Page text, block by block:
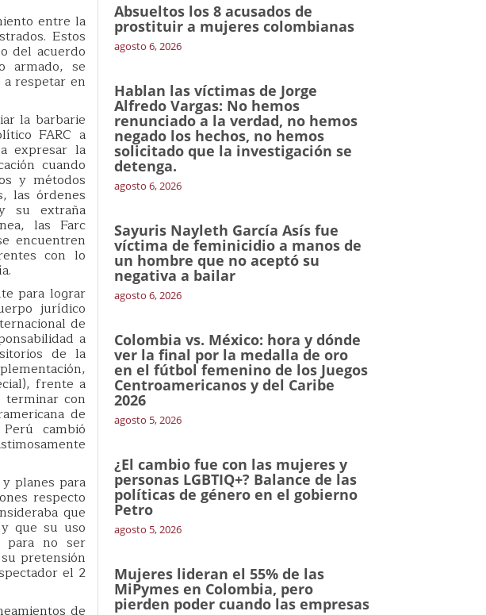
entre la
Estos
del acuerdo
armado, se
respetar en
la barbarie
FARC a
expresar la
cuando
y métodos
las órdenes
su extraña
las Farc
encuentren
con lo
para lograr
jurídico
de
a
de la
frente a
terminar con
de
cambió
planes para
respecto
que
que su uso
para no ser
pretensión
el 2
Absueltos los 8 acusados de
prostituir a mujeres colombianas
agosto 6, 2026
Hablan las víctimas de Jorge
Alfredo Vargas: No hemos
renunciado a la verdad, no hemos
negado los hechos, no hemos
solicitado que la investigación se
detenga.
agosto 6, 2026
Sayuris Nayleth García Asís fue
víctima de feminicidio a manos de
un hombre que no aceptó su
negativa a bailar
agosto 6, 2026
Colombia vs. México: hora y dónde
ver la final por la medalla de oro
en el fútbol femenino de los Juegos
Centroamericanos y del Caribe
2026
agosto 5, 2026
¿El cambio fue con las mujeres y
personas LGBTIQ+? Balance de las
políticas de género en el gobierno
Petro
agosto 5, 2026
Mujeres lideran el 55% de las
MiPymes en Colombia, pero
pierden poder cuando las empresas